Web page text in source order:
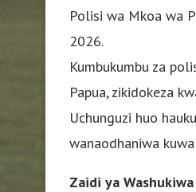
Polisi wa Mkoa wa
2026.
Kumbukumbu za
Papua, zikidokeza
Uchunguzi huo
wanaodhaniwa
Zaidi ya